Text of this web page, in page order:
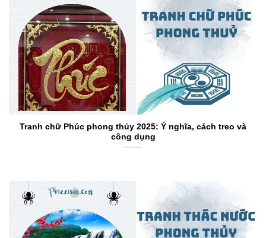
Tranh chữ Phúc phong thủy 2025: Ý nghĩa, cách treo và
công dụng